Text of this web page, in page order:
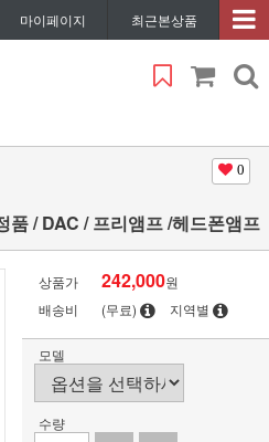
마이페이지 최근본상품
0
/ DAC / 프리앰프 /헤드폰앰프
상품가 242,000원
배송비
(무료) 지역별
모델
수량